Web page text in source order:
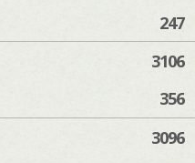
247
3106
356
3096